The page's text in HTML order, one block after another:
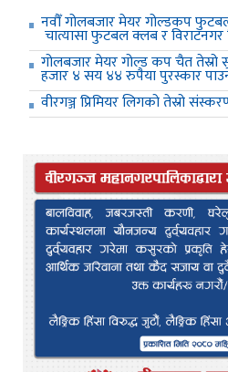
नवौँ गोलबजार मेयर गोल्डकप
चात्यासा फुटबल क्लब र विराटनगर
गोलबजार मेयर गोल्ड कप चैत तेस्रो
हजार ४ सय ४४ रुपैया पुरस्कार
वीरगञ्ज प्रिमियर लिगको तेस्रो